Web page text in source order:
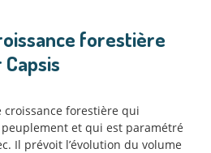
forestière
forestière qui
et qui est paramétré
Il prévoit l’évolution du volume